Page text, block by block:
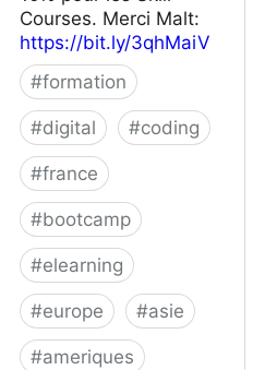
Courses. Merci Malt:
https://bit.ly/3qhMaiV
#formation
#digital #coding
#france
#bootcamp
#elearning
#europe #asie
#ameriques